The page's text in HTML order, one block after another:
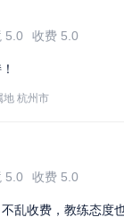
5.0 收费 5.0
地 杭州市
5.0 收费 5.0
乱收费，教练态度